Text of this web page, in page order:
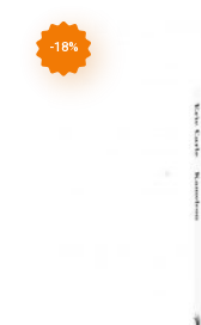
-18%